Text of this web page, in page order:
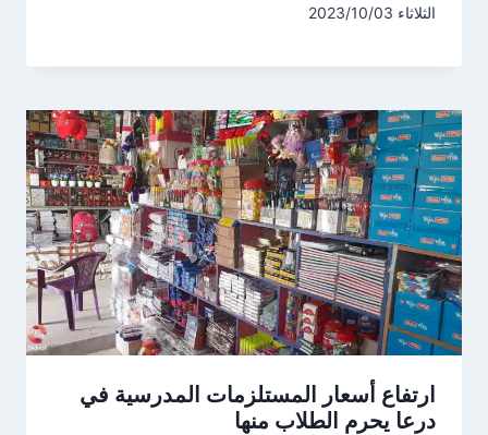
الثلاثاء 2023/10/03
ارتفاع أسعار المستلزمات المدرسية في
درعا يحرم الطلاب منها